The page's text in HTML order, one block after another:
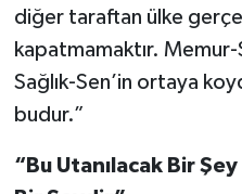
diğer taraftan ülke
kapatmamaktır. Memur-
Sağlık-Sen’in ortaya
budur.”
“Bu Utanılacak Bir